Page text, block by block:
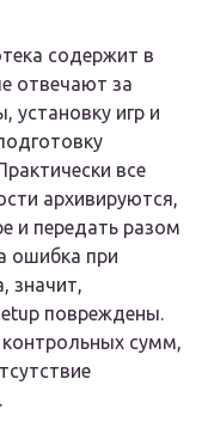
содержит в
отвечают за
установку игр и
все
архивируются,
и передать разом
ошибка при
значит,
повреждены.
сумм,